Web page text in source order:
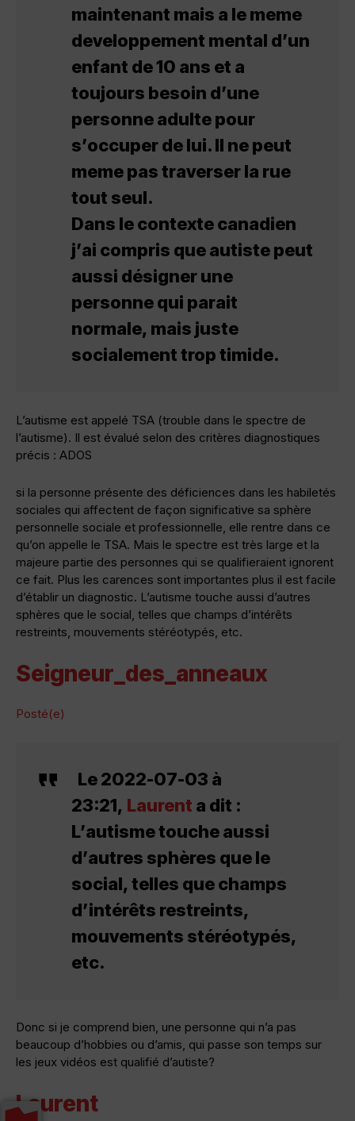
maintenant mais a le meme
developpement mental d’un
enfant de 10 ans et a
toujours besoin d’une
personne adulte pour
s’occuper de lui. Il ne peut
meme pas traverser la rue
tout seul.
Dans le contexte canadien
j’ai compris que autiste peut
aussi désigner une
personne qui parait
normale, mais juste
socialement trop timide.
L’autisme est appelé TSA (trouble dans le spectre de
l’autisme). Il est évalué selon des critères diagnostiques
précis : ADOS
si la personne présente des déficiences dans les habiletés
sociales qui affectent de façon significative sa sphère
personnelle sociale et professionnelle, elle rentre dans ce
qu’on appelle le TSA. Mais le spectre est très large et la
majeure partie des personnes qui se qualifieraient ignorent
ce fait. Plus les carences sont importantes plus il est facile
d’établir un diagnostic. L’autisme touche aussi d’autres
sphères que le social, telles que champs d’intérêts
restreints, mouvements stéréotypés, etc.
Seigneur_des_anneaux
Posté(e)
Le 2022-07-03 à
23:21, Laurent a dit :
L’autisme touche aussi
d’autres sphères que le
social, telles que champs
d’intérêts restreints,
mouvements stéréotypés,
etc.
Donc si je comprend bien, une personne qui n’a pas
beaucoup d’hobbies ou d’amis, qui passe son temps sur
les jeux vidéos est qualifié d’autiste?
Laurent